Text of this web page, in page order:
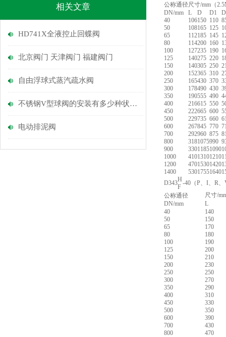
相关文章
HD741X全液控止回蝶阀
北京阀门 天津阀门 福建阀门
自由浮球式蒸汽疏水阀
不锈钢V型球阀的安装有多少种状况？
电动排泥阀
公称通径
DN/mm
尺寸/mm（
L
D D1
40
106150 110
50
108165 125
65
112185 145
80
114200 160
100
127235 190
125
140275 220
150
140305 250
200
152365 310
250
165430 370
300
178490 430
350
190555 490
400
216615 550
450
222665 600
500
229735 660
600
267845 770
700
292960 875
800
3181075990
900
33011851090
1000
41013101210
1200
47015301420
1400
53017551640
D343H-40（P、I、R
F
公称通径
DN/mm
尺寸/
L
40
140
50
150
65
170
80
180
100
190
125
200
150
210
200
230
250
250
300
270
350
290
400
310
450
330
500
350
600
390
700
430
800
470